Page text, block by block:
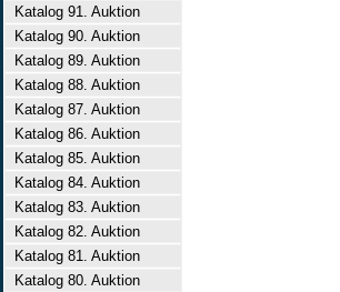
Katalog 91. Auktion
Katalog 90. Auktion
Katalog 89. Auktion
Katalog 88. Auktion
Katalog 87. Auktion
Katalog 86. Auktion
Katalog 85. Auktion
Katalog 84. Auktion
Katalog 83. Auktion
Katalog 82. Auktion
Katalog 81. Auktion
Katalog 80. Auktion